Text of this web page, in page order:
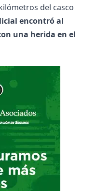
del casco
encontró al
una herida en el